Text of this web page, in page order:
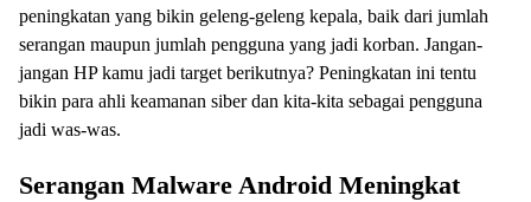
peningkatan yang bikin geleng-geleng kepala, baik dari jumlah
serangan maupun jumlah pengguna yang jadi korban. Jangan-
jangan HP kamu jadi target berikutnya? Peningkatan ini tentu
bikin para ahli keamanan siber dan kita-kita sebagai pengguna
jadi was-was.
Serangan Malware Android Meningkat